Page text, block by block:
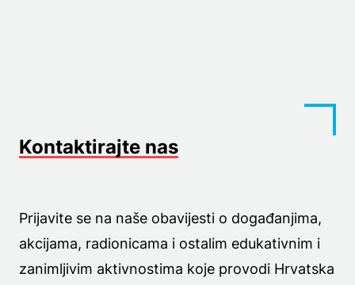
Kontaktirajte nas
Prijavite se na naše obavijesti o događanjima,
akcijama, radionicama i ostalim edukativnim i
zanimljivim aktivnostima koje provodi Hrvatska